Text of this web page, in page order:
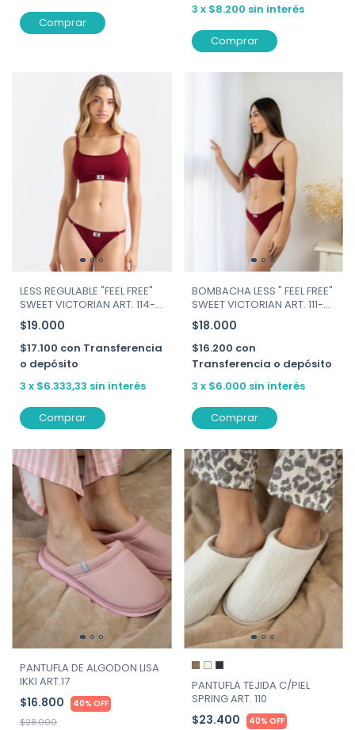
Comprar
3 x $8.200 sin interés
Comprar
LESS REGULABLE "FEEL FREE"
SWEET VICTORIAN ART. 114-
173
$19.000
$17.100 con Transferencia
o depósito
3 x $6.333,33 sin interés
Comprar
BOMBACHA LESS " FEEL FREE"
SWEET VICTORIAN ART. 111-
173 bordó
$18.000
$16.200 con
Transferencia o depósito
3 x $6.000 sin interés
Comprar
PANTUFLA DE ALGODON LISA
IKKI ART.17
$16.800 40% OFF
$28.000
PANTUFLA TEJIDA C/PIEL
SPRING ART. 110
$23.400 40% OFF